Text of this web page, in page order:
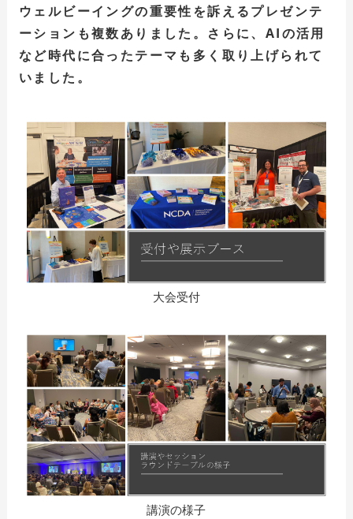
ウェルビーイングの重要性を訴えるプレゼンテ
ーションも複数ありました。さらに、AIの活用
など時代に合ったテーマも多く取り上げられて
いました。
大会受付
講演の様子